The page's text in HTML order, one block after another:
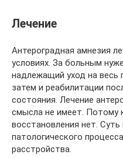
Лечение
Антероградная амнезия
условиях. За больным
надлежащий уход на весь
затем и реабилитации
состояния. Лечение
смысла не имеет. Потому
восстановления нет.
патологического
расстройства.